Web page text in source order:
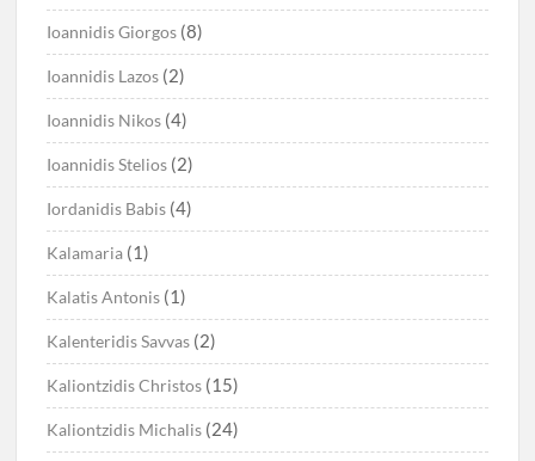
Ioannidis Giorgos (8)
Ioannidis Lazos (2)
Ioannidis Nikos (4)
Ioannidis Stelios (2)
Iordanidis Babis (4)
Kalamaria (1)
Kalatis Antonis (1)
Kalenteridis Savvas (2)
Kaliontzidis Christos (15)
Kaliontzidis Michalis (24)